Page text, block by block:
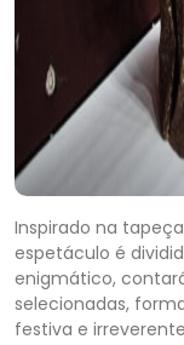
Inspirado na
espetáculo é
enigmático,
selecionadas,
festiva e